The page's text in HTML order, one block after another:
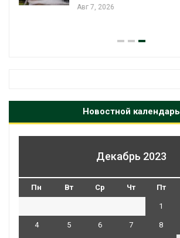
Авг 7, 2026
Новостной календарь
Декабрь 2023
Пн Вт Ср Чт Пт
1
4 5 6 7 8